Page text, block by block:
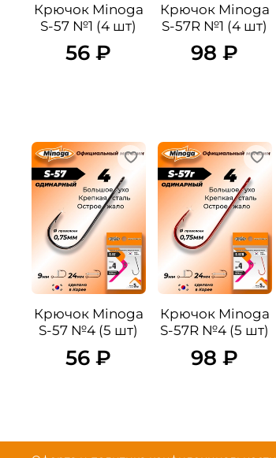
Крючок Minoga
S-57 №1 (4 шт)
56 ₽
Крючок Minoga
S-57R №1 (4 шт)
98 ₽
Крючок Minoga
S-57 №4 (5 шт)
56 ₽
Крючок Minoga
S-57R №4 (5 шт)
98 ₽